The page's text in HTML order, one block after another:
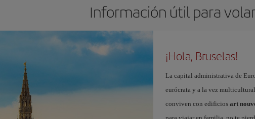
Información útil para
¡Hola, Bruselas!
La capital administrativa de
eurócrata y a la vez
conviven con edificios art